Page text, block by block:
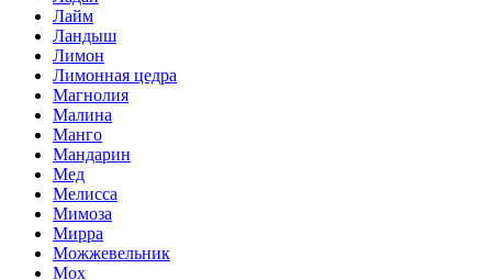
Лайм
Ландыш
Лимон
Лимонная цедра
Магнолия
Малина
Манго
Мандарин
Мед
Мелисса
Мимоза
Мирра
Можжевельник
Мох